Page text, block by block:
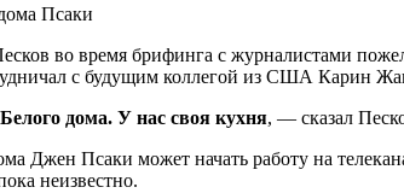
Псаки
во время брифинга с журналистами
с будущим коллегой из США Карин
дома. У нас своя кухня, — сказал
Джен Псаки может начать работу на
неизвестно.